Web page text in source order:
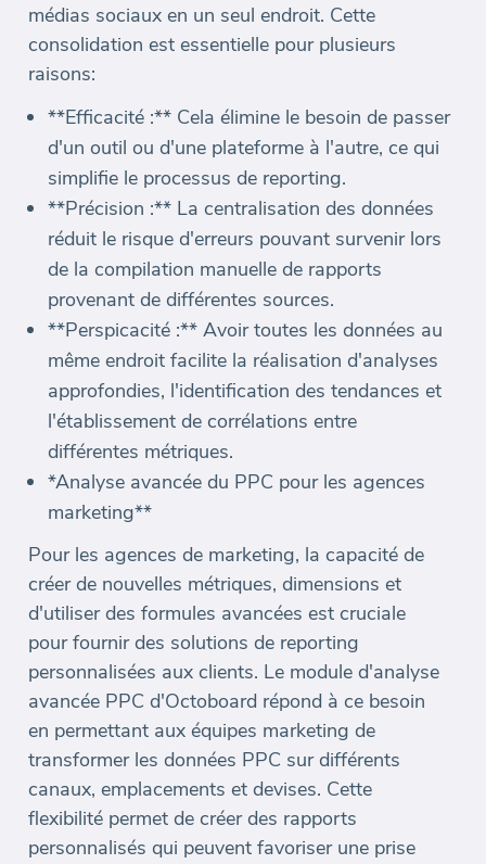
médias sociaux en un seul endroit. Cette
consolidation est essentielle pour plusieurs
raisons:
**Efficacité :** Cela élimine le besoin de passer
d'un outil ou d'une plateforme à l'autre, ce qui
simplifie le processus de reporting.
**Précision :** La centralisation des données
réduit le risque d'erreurs pouvant survenir lors
de la compilation manuelle de rapports
provenant de différentes sources.
**Perspicacité :** Avoir toutes les données au
même endroit facilite la réalisation d'analyses
approfondies, l'identification des tendances et
l'établissement de corrélations entre
différentes métriques.
*Analyse avancée du PPC pour les agences
marketing**
Pour les agences de marketing, la capacité de
créer de nouvelles métriques, dimensions et
d'utiliser des formules avancées est cruciale
pour fournir des solutions de reporting
personnalisées aux clients. Le module d'analyse
avancée PPC d'Octoboard répond à ce besoin
en permettant aux équipes marketing de
transformer les données PPC sur différents
canaux, emplacements et devises. Cette
flexibilité permet de créer des rapports
personnalisés qui peuvent favoriser une prise